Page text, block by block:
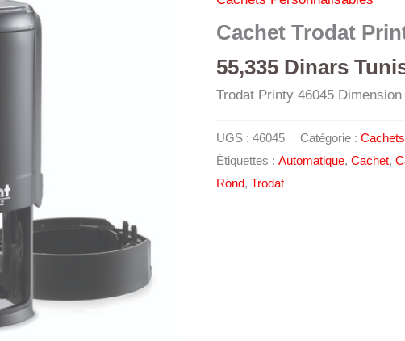
Cachet Trodat
55,335 Dinars
Trodat Printy 46045
UGS : 46045 Catégorie :
Étiquettes : Automatique, Cachet,
Rond, Trodat